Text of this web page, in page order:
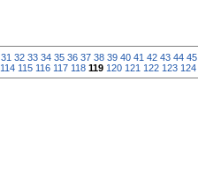
31 32 33 34 35 36 37 38 39 40 41 42 43 44 45
114 115 116 117 118 119 120 121 122 123 124